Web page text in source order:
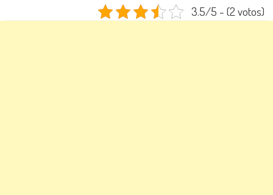
3.5/5 - (2 votos)